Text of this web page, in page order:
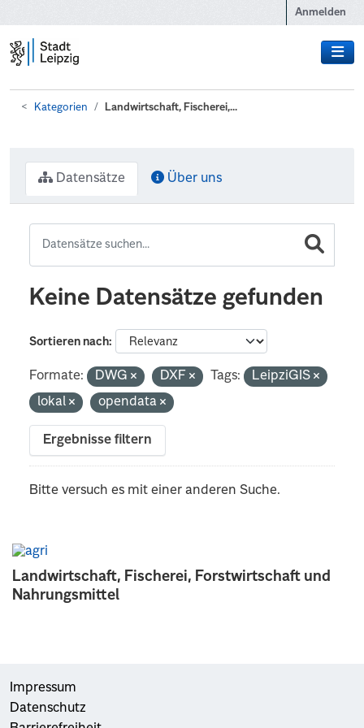
Anmelden
Kategorien Landwirtschaft, Fischerei,...
Landwirtschaft, Fischerei, Forstwirtschaft und
Nahrungsmittel
Datensätze Über uns
Keine Datensätze gefunden
Sortieren nach
Formate: DWG DXF Tags:
LeipziGIS
lokal
opendata
Ergebnisse filtern
Bitte versuch es mit einer anderen Suche.
Impressum
Datenschutz